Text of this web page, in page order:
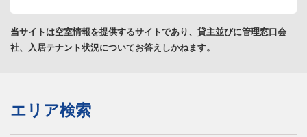
当サイトは空室情報を提供するサイトであり、貸主並びに管理窓口会
社、入居テナント状況についてお答えしかねます。
エリア検索